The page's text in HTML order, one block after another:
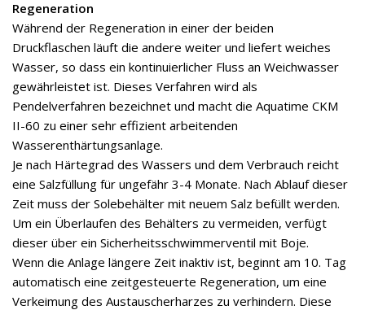
Regeneration
Während der Regeneration in einer der beiden
Druckflaschen läuft die andere weiter und liefert weiches
Wasser, so dass ein kontinuierlicher Fluss an Weichwasser
gewährleistet ist. Dieses Verfahren wird als
Pendelverfahren bezeichnet und macht die Aquatime CKM
II-60 zu einer sehr effizient arbeitenden
Wasserenthärtungsanlage.
Je nach Härtegrad des Wassers und dem Verbrauch reicht
eine Salzfüllung für ungefähr 3-4 Monate. Nach Ablauf dieser
Zeit muss der Solebehälter mit neuem Salz befüllt werden.
Um ein Überlaufen des Behälters zu vermeiden, verfügt
dieser über ein Sicherheitsschwimmerventil mit Boje.
Wenn die Anlage längere Zeit inaktiv ist, beginnt am 10. Tag
automatisch eine zeitgesteuerte Regeneration, um eine
Verkeimung des Austauscherharzes zu verhindern. Diese